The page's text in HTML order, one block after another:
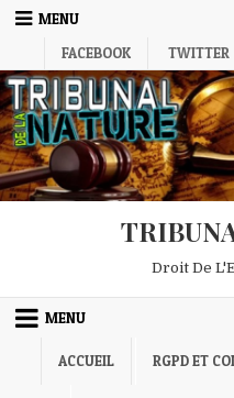
Skip
MENU
FACEBOOK
TWITTER
Droit De
MENU
ACCUEIL RGPD ET